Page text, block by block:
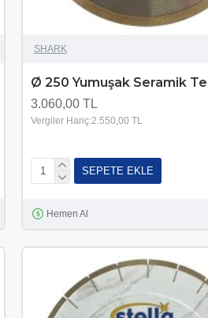
SHARK
Ø 250 Yumuşak Seramik
3.060,00 TL
Vergiler Hariç:2.550,00 TL
SEPETE EKLE
Hemen Al